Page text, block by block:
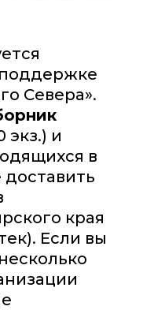
Севера».
экз.) и
в
края
Если вы